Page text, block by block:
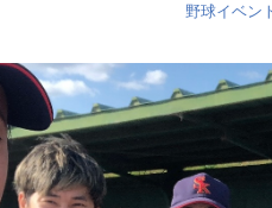
野球イベン